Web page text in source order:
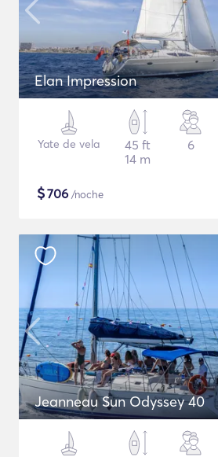
Elan Impression
Yate de vela
45 ft
14 m
6
$706 /noche
Jeanneau Sun Odyssey 40